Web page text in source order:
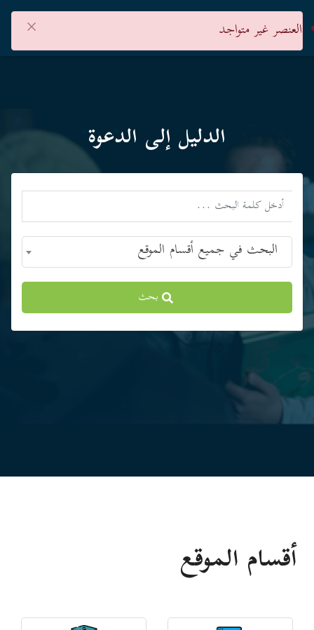
العنصر غير متواجد ×
الدليل إلى الدعوة
البحث في جميع أقسام الموقع
بحث
أقسام الموقع